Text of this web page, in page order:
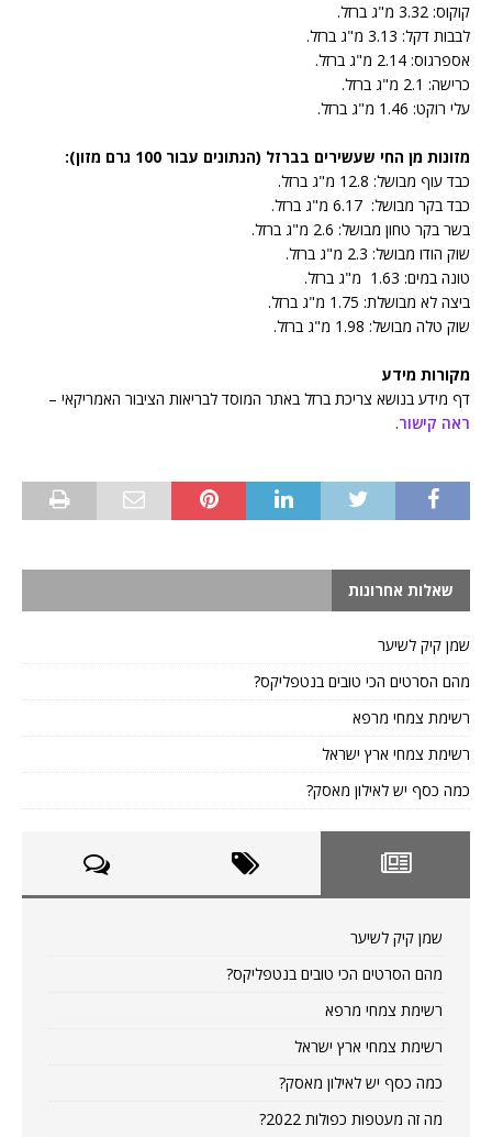
קוקוס: 3.32 מ"ג ברזל.
לבבות דקל: 3.13 מ"ג ברזל.
אספרגוס: 2.14 מ"ג ברזל.
כרישה: 2.1 מ"ג ברזל.
עלי רוקט: 1.46 מ"ג ברזל.
מזונות מן החי שעשירים בברזל (הנתונים עבור 100 גרם מזון):
כבד עוף מבושל: 12.8 מ"ג ברזל.
כבד בקר מבושל: 6.17 מ"ג ברזל.
בשר בקר טחון מבושל: 2.6 מ"ג ברזל.
שוק הודו מבושל: 2.3 מ"ג ברזל.
טונה במים: 1.63 מ"ג ברזל.
ביצה לא מבושלת: 1.75 מ"ג ברזל.
שוק טלה מבושל: 1.98 מ"ג ברזל.
מקורות מידע
דף מידע בנושא צריכת ברזל באתר המוסד לבריאות הציבור האמריקאי –
ראה קישור.
שאלות אחרונות
שמן קיק לשיער
מהם הסרטים הכי טובים בנטפליקס?
רשימת צמחי מרפא
רשימת צמחי ארץ ישראל
כמה כסף יש לאילון מאסק?
שמן קיק לשיער
מהם הסרטים הכי טובים בנטפליקס?
רשימת צמחי מרפא
רשימת צמחי ארץ ישראל
כמה כסף יש לאילון מאסק?
מה זה מעטפות כפולות 2022?